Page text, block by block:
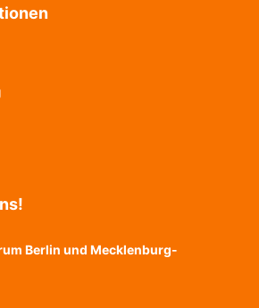
Berlin und Mecklenburg-